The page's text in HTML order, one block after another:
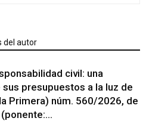
del autor
civil: una
sus presupuestos a la luz de
Primera) núm. 560/2026, de